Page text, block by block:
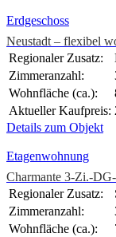
Erdgeschoss
Neustadt – flexibel
Regionaler Zusatz:
Zimmeranzahl:
Wohnfläche (ca.):
Aktueller Kaufpreis:
Details zum Objekt
Etagenwohnung
Charmante 3-Zi.-
Regionaler Zusatz:
Zimmeranzahl:
Wohnfläche (ca.):